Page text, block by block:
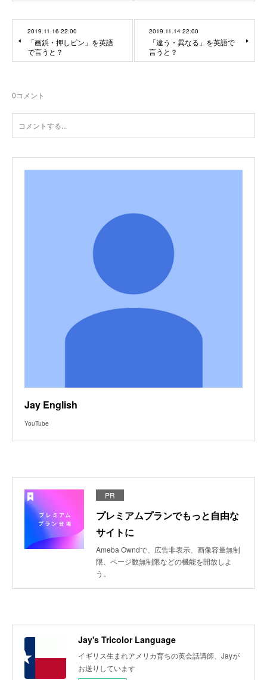
2019.11.16 22:00
「画鋲・押しピン」を英語
で言うと？
2019.11.14 22:00
「違う・異なる」を英語で
言うと？
0コメント
Jay English
YouTube
PR
プレミアムプランでもっと自由な
サイトに
Ameba Owndで、広告非表示、画像容量無制
限、ページ数無制限などの機能を開放しよ
う。
Jay's Tricolor Language
イギリス生まれアメリカ育ちの英会話講師、Jayが
お送りしています